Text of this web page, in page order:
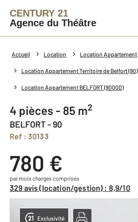
CENTURY 21
Agence du Théâtre
Accueil Location Location Appartement
Location Appartement Territoire de Belfort (90)
Location Appartement BELFORT (90000)
4 pièces - 85 m2
BELFORT - 90
Ref : 30133
780 €
par mois charges comprises
329 avis (location/gestion) : 8,9/10
Exclusivité